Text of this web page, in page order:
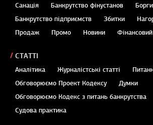
Санація
Банкрутство фінустанов
Борги
Банкрутство підприємств
Збитки
Продаж
Промо Новини
СТАТТІ
Аналітика Журналістські статті
Обговорюємо Проект Кодексу
Думки
Обговорюємо Кодекс з питань банкрутства
Судова практика